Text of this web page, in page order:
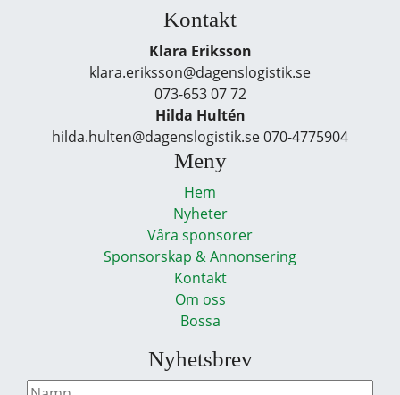
Kontakt
Klara Eriksson
klara.eriksson@dagenslogistik.se
073-653 07 72
Hilda Hultén
hilda.hulten@dagenslogistik.se 070-4775904
Meny
Hem
Nyheter
Våra sponsorer
Sponsorskap & Annonsering
Kontakt
Om oss
Bossa
Nyhetsbrev